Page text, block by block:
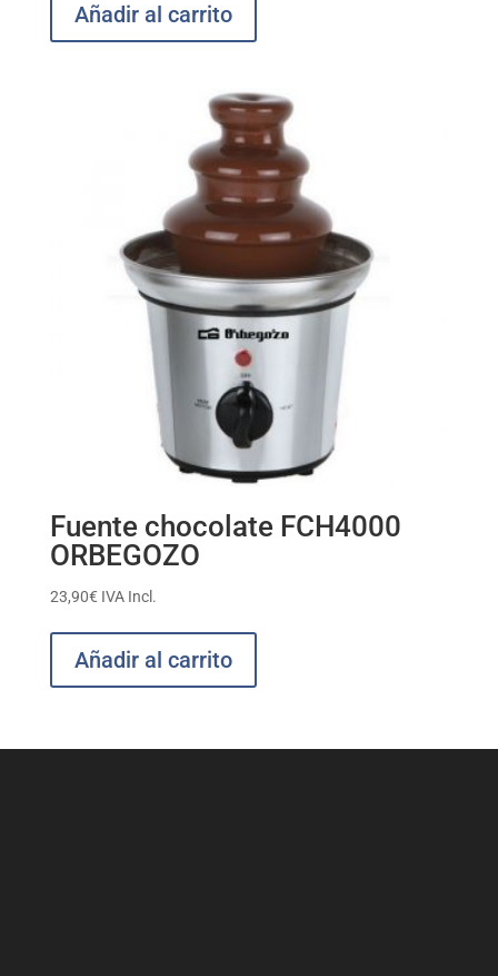
Añadir al carrito
Fuente chocolate FCH4000
ORBEGOZO
23,90€ IVA Incl.
Añadir al carrito